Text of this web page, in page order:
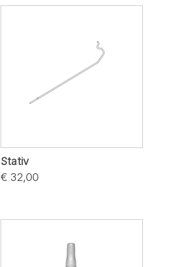
Stativ
€ 32,00